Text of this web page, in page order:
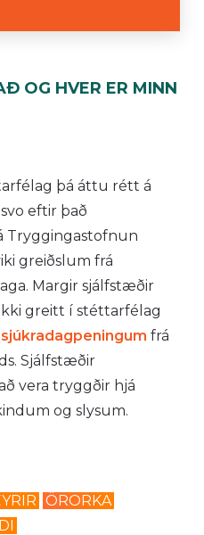
OG HVER ER MINN
þá áttu rétt á
eftir það
Tryggingastofnun
greiðslum frá
Margir sjálfstæðir
greitt í stéttarfélag
sjúkradagpeningum frá
Sjálfstæðir
vera tryggðir hjá
og slysum.
ÖRORKA